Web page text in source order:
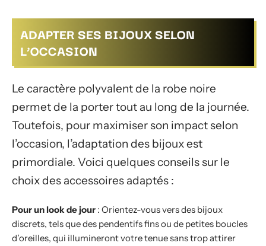
ADAPTER SES BIJOUX SELON
L’OCCASION
Le caractère polyvalent de la robe noire
permet de la porter tout au long de la journée.
Toutefois, pour maximiser son impact selon
l’occasion, l’adaptation des bijoux est
primordiale. Voici quelques conseils sur le
choix des accessoires adaptés :
Pour un look de jour : Orientez-vous vers des bijoux
discrets, tels que des pendentifs fins ou de petites boucles
d’oreilles, qui illumineront votre tenue sans trop attirer